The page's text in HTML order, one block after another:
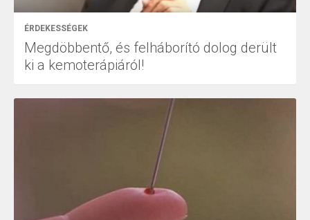
ÉRDEKESSÉGEK
Megdöbbentő, és felháborító dolog derült
ki a kemoterápiáról!